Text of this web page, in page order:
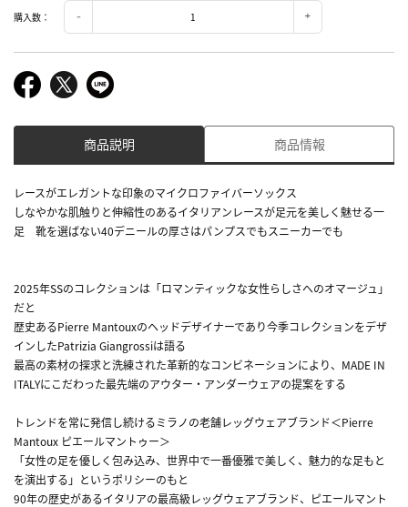
購入数：
商品説明 商品情報
レースがエレガントな印象のマイクロファイバーソックス
しなやかな肌触りと伸縮性のあるイタリアンレースが足元を美しく魅せる一
足 靴を選ばない40デニールの厚さはパンプスでもスニーカーでも
2025年SSのコレクションは「ロマンティックな女性らしさへのオマージュ」
だと
歴史あるPierre Mantouxのヘッドデザイナーであり今季コレクションをデザ
インしたPatrizia Giangrossiは語る
最高の素材の探求と洗練された革新的なコンビネーションにより、MADE IN
ITALYにこだわった最先端のアウター・アンダーウェアの提案をする
トレンドを常に発信し続けるミラノの老舗レッグウェアブランド＜Pierre
Mantoux ピエールマントゥー＞
「女性の足を優しく包み込み、世界中で一番優雅で美しく、魅力的な足もと
を演出する」というポリシーのもと
90年の歴史があるイタリアの最高級レッグウェアブランド、ピエールマント